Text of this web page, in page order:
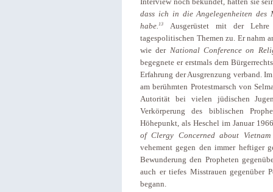
dass ich in die Angelegenheiten des
habe.13
Ausgerüstet mit der
tagespolitischen Themen zu. Er nahm
wie der National Conference on
begegnete er erstmals dem
Erfahrung der Ausgrenzung verband.
am berühmten Protestmarsch von
Autorität bei vielen jüdischen
Verkörperung des biblischen
Höhepunkt, als Heschel im Januar
of Clergy Concerned about
vehement gegen den immer heftiger
Bewunderung den Propheten
auch er tiefes Misstrauen gegenüber
begann.